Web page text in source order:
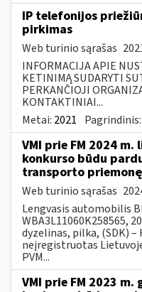
IP telefonijos
pirkimas
Web turinio sąrašas
INFORMACIJA APIE
KETINIMĄ SUDARYTI
PERKANČIOJI
KONTAKTINIAI...
Metai: 2021 Pagrindinis:
VMI prie FM 2024
konkurso būdu
transporto
Web turinio sąrašas
Lengvasis automobilis
WBA3L11060K258565,
dyzelinas, pilka, (SDK)
neįregistruotas
PVM...
VMI prie FM 2023